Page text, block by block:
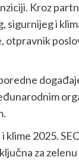
Kroz
sigurnijeg i
otpravnik
2025.
za